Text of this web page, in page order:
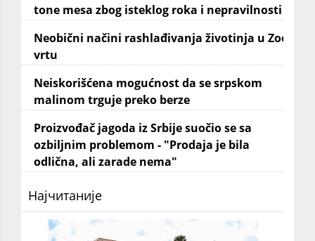
tone mesa zbog isteklog roka i nepravilnosti
Neobični načini rashlađivanja životinja u Zoo
vrtu
Neiskorišćena mogućnost da se srpskom
malinom trguje preko berze
Proizvođač jagoda iz Srbije suočio se sa
ozbiljnim problemom - "Prodaja je bila
odlična, ali zarade nema"
Најчитаније